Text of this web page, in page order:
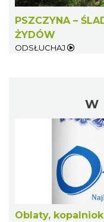
PSZCZYNA –
ŻYDÓW
ODSŁUCHAJ
W
Oblaty,